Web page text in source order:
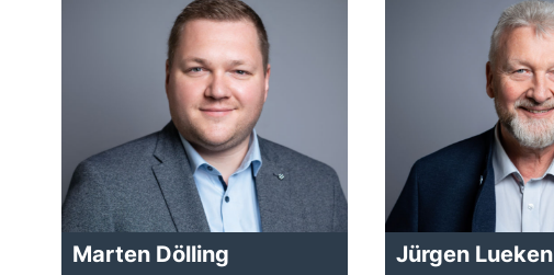
Marten Dölling Jürgen Lueken